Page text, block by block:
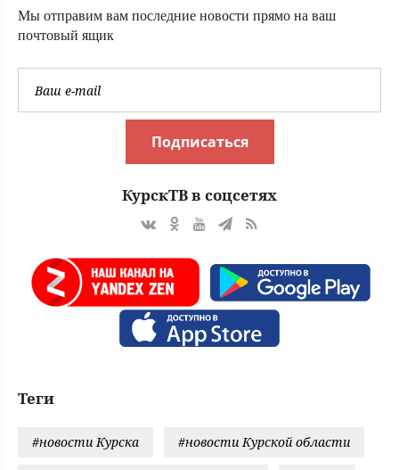
Мы отправим вам последние новости прямо на ваш
почтовый ящик
Подписаться
КурскТВ в соцсетях
Теги
#новости Курска #новости Курской области